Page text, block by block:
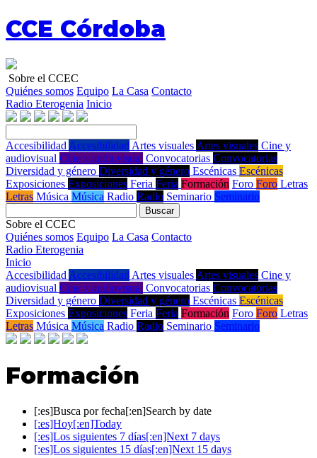
CCE Córdoba
Sobre el CCEC
Quiénes somos Equipo La Casa Contacto
Radio Eterogenia Inicio
Accesibilidad Accesibilidad Artes visuales Artes visuales Cine y
audiovisual Cine y audiovisual Convocatorias Convocatorias
Diversidad y género Diversidad y género Escénicas Escénicas
Exposiciones Exposiciones Feria Feria Formación Foro Foro Letras
Letras Música Música Radio Radio Seminario Seminario
Buscar
Sobre el CCEC
Quiénes somos Equipo La Casa Contacto
Radio Eterogenia
Inicio
Accesibilidad Accesibilidad Artes visuales Artes visuales Cine y
audiovisual Cine y audiovisual Convocatorias Convocatorias
Diversidad y género Diversidad y género Escénicas Escénicas
Exposiciones Exposiciones Feria Feria Formación Foro Foro Letras
Letras Música Música Radio Radio Seminario Seminario
Formación
[:es]Busca por fecha[:en]Search by date
[:es]Hoy[:en]Today
[:es]Los siguientes 7 días[:en]Next 7 days
[:es]Los siguientes 15 días[:en]Next 15 days